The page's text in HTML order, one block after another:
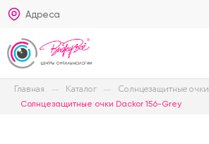
Адреса
Главная Каталог Солнцезащитные очки
Солнцезащитные очки Dackor 156-Grey